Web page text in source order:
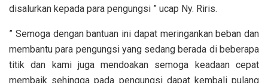
disalurkan kepada para pengungsi ” ucap Ny. Riris.
” Semoga dengan bantuan ini dapat meringankan beban dan
membantu para pengungsi yang sedang berada di beberapa
titik dan kami juga mendoakan semoga keadaan cepat
membaik sehingga pada pengungsi dapat kembali pulang